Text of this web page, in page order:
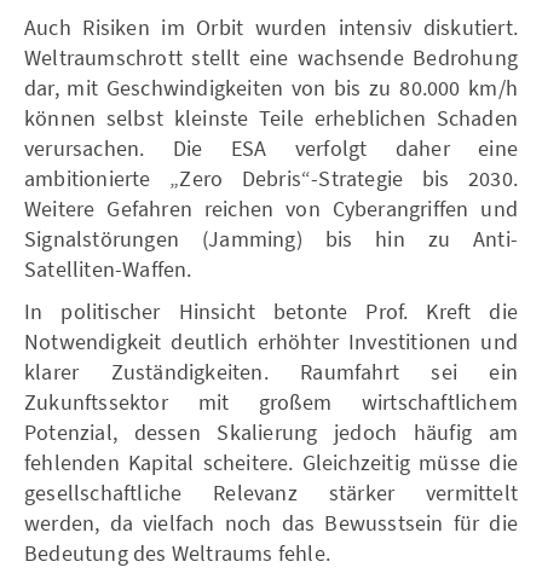
Auch Risiken im Orbit wurden intensiv diskutiert.
Weltraumschrott stellt eine wachsende Bedrohung
dar, mit Geschwindigkeiten von bis zu 80.000 km/h
können selbst kleinste Teile erheblichen Schaden
verursachen. Die ESA verfolgt daher eine
ambitionierte „Zero Debris“-Strategie bis 2030.
Weitere Gefahren reichen von Cyberangriffen und
Signalstörungen (Jamming) bis hin zu Anti-
Satelliten-Waffen.
In politischer Hinsicht betonte Prof. Kreft die
Notwendigkeit deutlich erhöhter Investitionen und
klarer Zuständigkeiten. Raumfahrt sei ein
Zukunftssektor mit großem wirtschaftlichem
Potenzial, dessen Skalierung jedoch häufig am
fehlenden Kapital scheitere. Gleichzeitig müsse die
gesellschaftliche Relevanz stärker vermittelt
werden, da vielfach noch das Bewusstsein für die
Bedeutung des Weltraums fehle.